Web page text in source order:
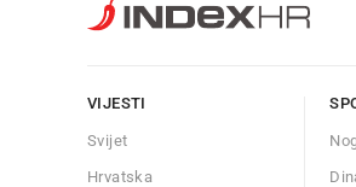
VIJESTI
Svijet
Hrvatska